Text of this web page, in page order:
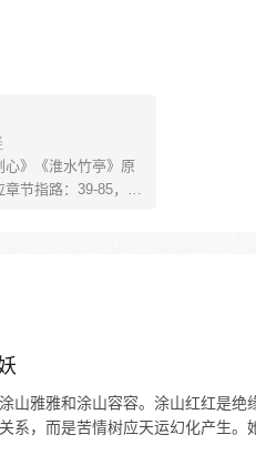
心》《淮水竹亭》原
节指路：39-85，淮
山雅雅和涂山容容。涂山红红是
系，而是苦情树应天运幻化产生